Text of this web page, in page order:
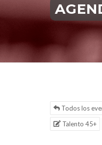
Todos los
Talento 45+